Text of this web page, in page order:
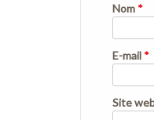
Nom *
E-mail *
Site